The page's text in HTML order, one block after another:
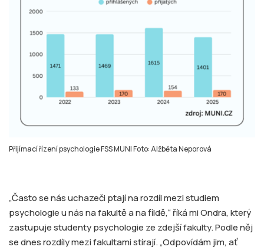
Přijímací řízení psychologie FSS MUNI Foto: Alžběta Neporová
„Často se nás uchazeči ptají na rozdíl mezi studiem
psychologie u nás na fakultě a na fildě,“ říká mi Ondra, který
zastupuje studenty psychologie ze zdejší fakulty. Podle něj
se dnes rozdíly mezi fakultami stírají. „Odpovídám jim, ať